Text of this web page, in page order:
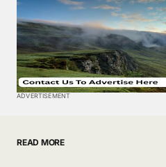
ADVERTISEMENT
READ MORE